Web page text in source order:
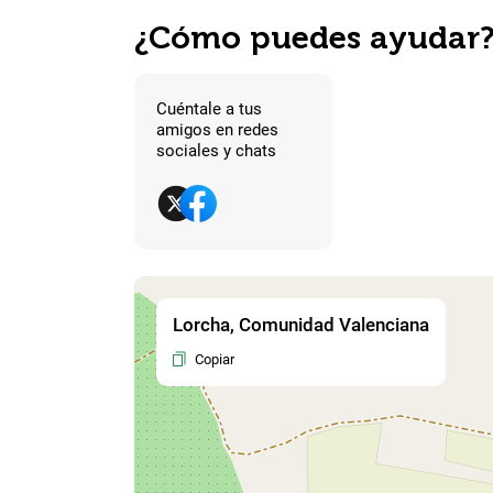
¿Cómo puedes
Cuéntale a tus
amigos en redes
sociales y chats
Lorcha, Comunidad Valenciana
Copiar